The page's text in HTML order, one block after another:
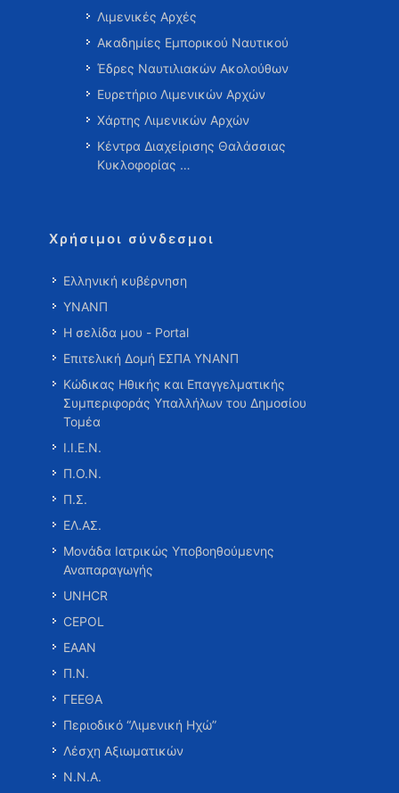
Λιμενικές Αρχές
Ακαδημίες Εμπορικού Ναυτικού
Έδρες Ναυτιλιακών Ακολούθων
Ευρετήριο Λιμενικών Αρχών
Χάρτης Λιμενικών Αρχών
Κέντρα Διαχείρισης Θαλάσσιας
Κυκλοφορίας …
Χρήσιμοι σύνδεσμοι
Ελληνική κυβέρνηση
ΥΝΑΝΠ
Η σελίδα μου - Portal
Επιτελική Δομή ΕΣΠΑ ΥΝΑΝΠ
Κώδικας Ηθικής και Επαγγελματικής
Συμπεριφοράς Υπαλλήλων του Δημοσίου
Τομέα
Ι.Ι.Ε.Ν.
Π.Ο.Ν.
Π.Σ.
ΕΛ.ΑΣ.
Μονάδα Ιατρικώς Υποβοηθούμενης
Αναπαραγωγής
UNHCR
CEPOL
ΕΑΑΝ
Π.Ν.
ΓΕΕΘΑ
Περιοδικό “Λιμενική Ηχώ”
Λέσχη Αξιωματικών
Ν.Ν.Α.